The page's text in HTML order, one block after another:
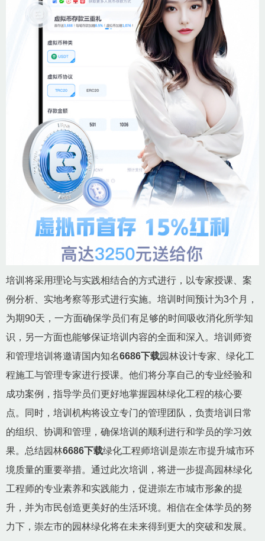
培训将采用理论与实践相结合的方式进行，以专家授课、案
例分析、实地考察等形式进行实施。培训时间预计为3个月，
为期90天，一方面确保学员们有足够的时间吸收消化所学知
识，另一方面也能够保证培训内容的全面和深入。培训师资
和管理培训将邀请国内知名6686下载园林设计专家、绿化工
程施工与管理专家进行授课。他们将分享自己的专业经验和
成功案例，指导学员们更好地掌握园林绿化工程的核心要
点。同时，培训机构将设立专门的管理团队，负责培训日常
的组织、协调和管理，确保培训的顺利进行和学员的学习效
果。总结园林6686下载绿化工程师培训是崇左市提升城市环
境质量的重要举措。通过此次培训，将进一步提高园林绿化
工程师的专业素养和实践能力，促进崇左市城市形象的提
升，并为市民创造更美好的生活环境。相信在全体学员的努
力下，崇左市的园林绿化将在未来得到更大的突破和发展。